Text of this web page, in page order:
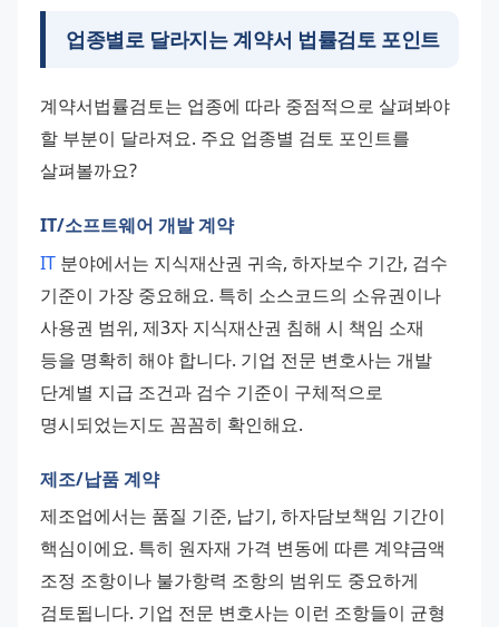
업종별로 달라지는 계약서 법률검토 포인트
계약서법률검토는 업종에 따라 중점적으로 살펴봐야
할 부분이 달라져요. 주요 업종별 검토 포인트를
살펴볼까요?
IT/소프트웨어 개발 계약
IT 분야에서는 지식재산권 귀속, 하자보수 기간, 검수
기준이 가장 중요해요. 특히 소스코드의 소유권이나
사용권 범위, 제3자 지식재산권 침해 시 책임 소재
등을 명확히 해야 합니다. 기업 전문 변호사는 개발
단계별 지급 조건과 검수 기준이 구체적으로
명시되었는지도 꼼꼼히 확인해요.
제조/납품 계약
제조업에서는 품질 기준, 납기, 하자담보책임 기간이
핵심이에요. 특히 원자재 가격 변동에 따른 계약금액
조정 조항이나 불가항력 조항의 범위도 중요하게
검토됩니다. 기업 전문 변호사는 이런 조항들이 균형